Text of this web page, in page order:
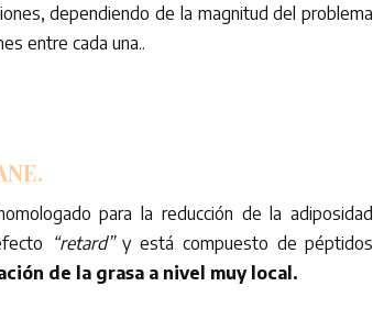
dependiendo de la magnitud del problema
entre cada una..
para la reducción de la adiposidad
“retard”y está compuesto de péptidos
de la grasa a nivel muy local.